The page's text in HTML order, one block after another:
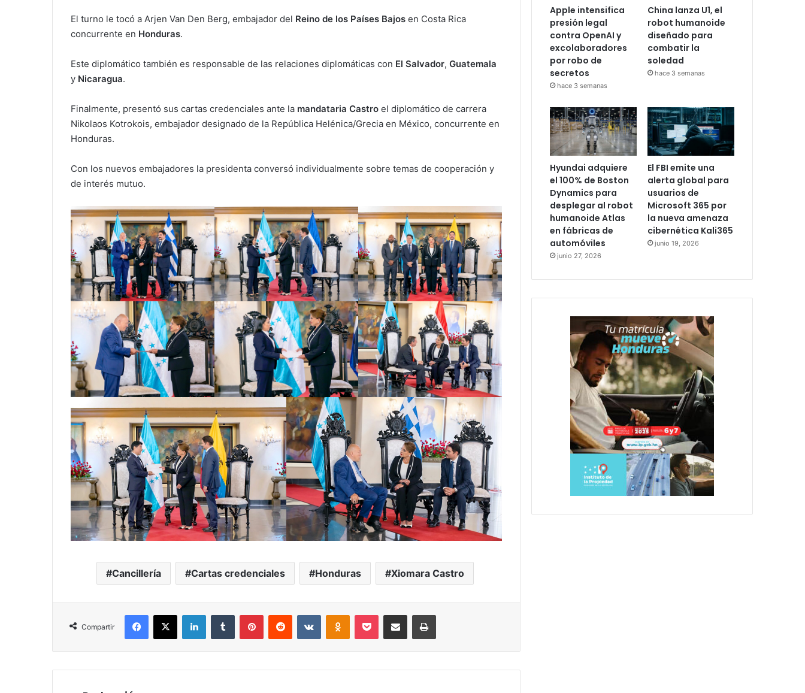
El turno le tocó a Arjen Van Den Berg, embajador del Reino de los Países Bajos en Costa Rica
concurrente en Honduras.
Este diplomático también es responsable de las relaciones diplomáticas con El Salvador, Guatemala
y Nicaragua.
Finalmente, presentó sus cartas credenciales ante la mandataria Castro el diplomático de carrera
Nikolaos Kotrokois, embajador designado de la República Helénica/Grecia en México, concurrente en
Honduras.
Con los nuevos embajadores la presidenta conversó individualmente sobre temas de cooperación y
de interés mutuo.
Cancillería Cartas credenciales Honduras Xiomara Castro
Compartir
Facebook
X LinkedInTumblr PinterestReddit VKontakteOdnoklassniki
Pocket compartit via email Print
Apple intensifica
presión legal
contra OpenAI y
excolaboradores
por robo de
secretos
hace 3 semanas
China lanza U1, el
robot humanoide
diseñado para
combatir la
soledad
hace 3 semanas
Hyundai adquiere
el 100% de Boston
Dynamics para
desplegar al robot
humanoide Atlas
en fábricas de
automóviles
junio 27, 2026
El FBI emite una
alerta global para
usuarios de
Microsoft 365 por
la nueva amenaza
cibernética Kali365
junio 19, 2026